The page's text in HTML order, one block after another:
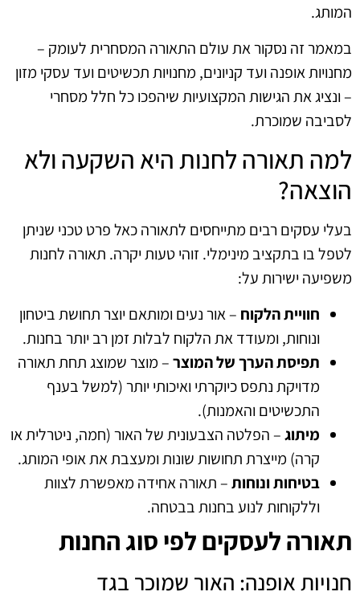
המותג.
במאמר זה נסקור את עולם התאורה המסחרית לעומק –
מחנויות אופנה ועד קניונים, מחנויות תכשיטים ועד עסקי מזון
– ונציג את הגישות המקצועיות שיהפכו כל חלל מסחרי
לסביבה שמוכרת.
למה תאורה לחנות היא השקעה ולא
הוצאה?
בעלי עסקים רבים מתייחסים לתאורה כאל פרט טכני שניתן
לטפל בו בתקציב מינימלי. זוהי טעות יקרה. תאורה לחנות
משפיעה ישירות על:
חוויית הלקוח – אור נעים ומותאם יוצר תחושת ביטחון
ונוחות, ומעודד את הלקוח לבלות זמן רב יותר בחנות.
תפיסת הערך של המוצר– מוצר שמוצג תחת תאורה
מדויקת נתפס כיוקרתי ואיכותי יותר (למשל בענף
התכשיטים והאמנות).
מיתוג– הפלטה הצבעונית של האור (חמה, ניטרלית או
קרה) מייצרת תחושות שונות ומעצבת את אופי המותג.
בטיחות ונוחות– תאורה אחידה מאפשרת לצוות
וללקוחות לנוע בחנות בבטחה.
תאורה לעסקים לפי סוג החנות
חנויות אופנה: האור שמוכר בגד